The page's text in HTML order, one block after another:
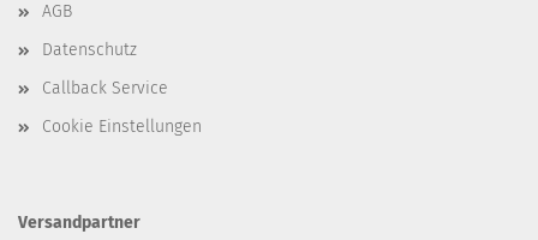
AGB
Datenschutz
Callback Service
Cookie Einstellungen
Versandpartner